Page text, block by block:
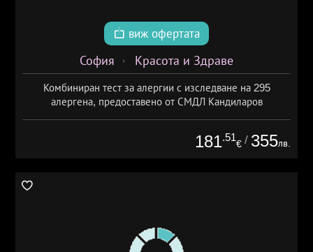
виж офертата
София Красота и Здраве
Комбиниран тест за алергии с изследване на 295
алергена, предоставено от СМДЛ Кандиларов
181.51
€ / 355лв.